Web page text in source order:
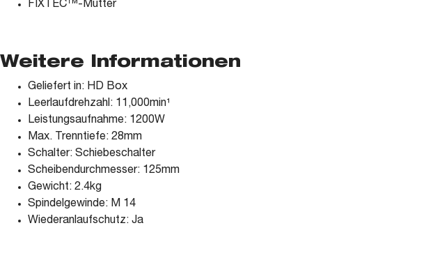
FIXTEC™-Mutter
Weitere Informationen
Geliefert in: HD Box
Leerlaufdrehzahl: 11,000min¹
Leistungsaufnahme: 1200W
Max. Trenntiefe: 28mm
Schalter: Schiebeschalter
Scheibendurchmesser: 125mm
Gewicht: 2.4kg
Spindelgewinde: M 14
Wiederanlaufschutz: Ja